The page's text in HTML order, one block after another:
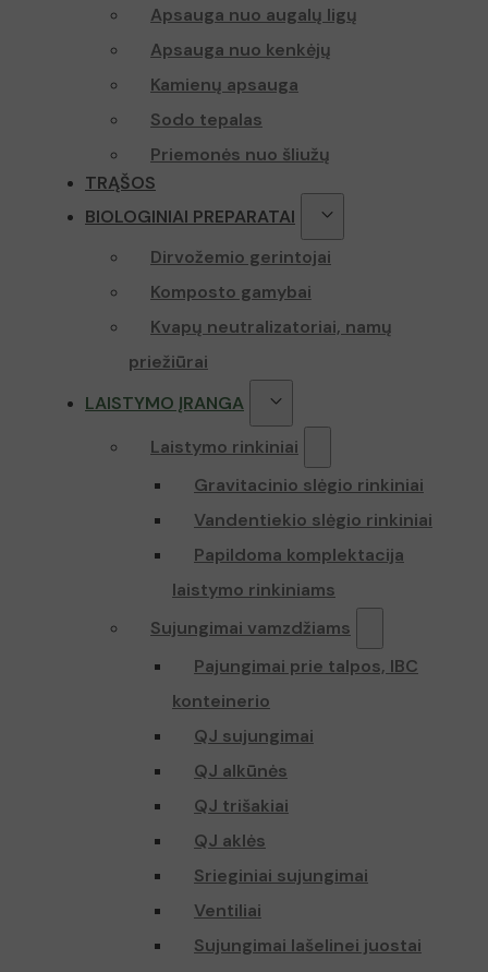
Apsauga nuo augalų ligų
Apsauga nuo kenkėjų
Kamienų apsauga
Sodo tepalas
Priemonės nuo šliužų
TRĄŠOS
BIOLOGINIAI PREPARATAI
Dirvožemio gerintojai
Komposto gamybai
Kvapų neutralizatoriai, namų
priežiūrai
LAISTYMO ĮRANGA
Laistymo rinkiniai
Gravitacinio slėgio rinkiniai
Vandentiekio slėgio rinkiniai
Papildoma komplektacija
laistymo rinkiniams
Sujungimai vamzdžiams
Pajungimai prie talpos, IBC
konteinerio
QJ sujungimai
QJ alkūnės
QJ trišakiai
QJ aklės
Srieginiai sujungimai
Ventiliai
Sujungimai lašelinei juostai